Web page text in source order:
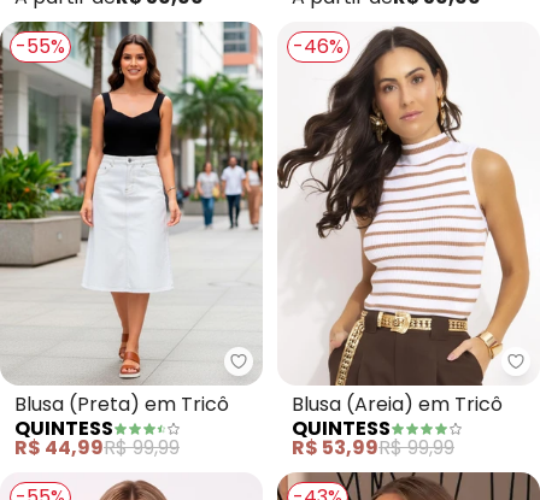
-55%
Quintess - Blusa (Preta) em
Blusa (Preta) em Tricô
QUINTESS
R$ 44,99R$ 99,99
-46%
Blusa (Areia) em Tricô
QUINTESS
R$ 53,99R$ 99,99